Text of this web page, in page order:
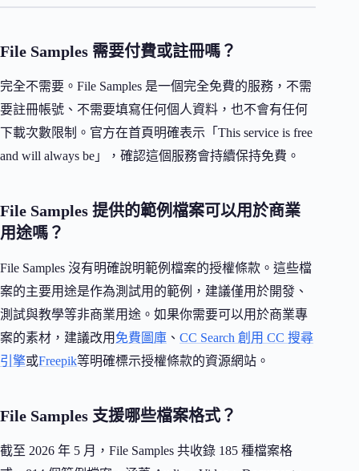
File Samples 需要付費或註冊嗎？
完全不需要。File Samples 是一個完全免費的服務，不需
要註冊帳號、不需要填寫任何個人資料，也不會有任何
下載次數限制。官方在首頁明確表示「This service is free
and will always be」，確認這個服務會持續保持免費。
File Samples 提供的範例檔案可以用於商業
用途嗎？
File Samples 沒有明確說明範例檔案的授權條款。這些檔
案的主要用途是作為測試用的範例，建議僅用於開發、
測試與教學等非商業用途。如果你需要可以用於商業專
案的素材，建議改用 免費圖庫 、 CC Search 創用 CC 搜尋
引擎或Freepik等明確標示授權條款的資源網站。
File Samples 支援哪些檔案格式？
截至 2026 年 5 月，File Samples 共收錄 185 種檔案格